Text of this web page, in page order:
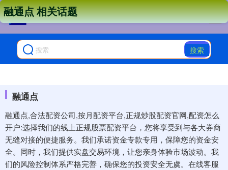
搜索
融通点
融通点,合法配资公司,按月配资平台,正规炒股配资官网,配资怎么
开户:选择我们的线上正规股票配资平台，您将享受到与各大券商
无缝对接的便捷服务。我们承诺资金专款专用，保障您的资金安
全。同时，我们提供实盘交易环境，让您亲身体验市场波动。我
们的风险控制体系严格完善，确保您的投资安全无虞。在线客服
融通点 相关话题